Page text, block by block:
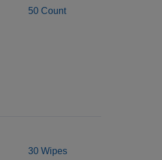
50 Count
30 Wipes